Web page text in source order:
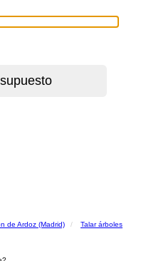
de Ardoz (Madrid)
Talar árboles